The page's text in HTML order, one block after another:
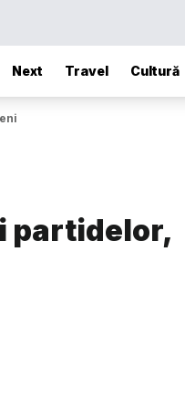
Next Travel Cultură
partidelor,